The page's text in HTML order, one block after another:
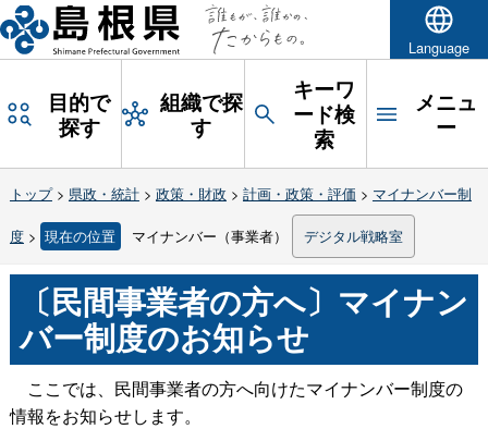
Language
目的で
探す
組織で探
す
キーワ
ード検
索
メニュ
ー
トップ> 県政・統計> 政策・財政 > 計画・政策・評価 > マイナンバー制
度> 現在の位置 マイナンバー（事業者） デジタル戦略室
〔民間事業者の方へ〕マイナン
バー制度のお知らせ
ここでは、民間事業者の方へ向けたマイナンバー制度の
情報をお知らせします。